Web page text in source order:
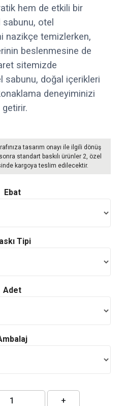
hem de etkili bir
otel
nazikçe temizlerken,
beslenmesine de
sitemizde
sabunu, doğal içerikleri
deneyiminizi
tasarım onayı ile ilgili dönüş
standart baskılı ürünler 2, özel
kargoya teslim edilecektir.
Ebat
Tipi
Adet
+